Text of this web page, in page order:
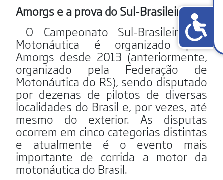
Amorgs e a prova do Sul-Brasileiro
O Campeonato Sul-Brasileiro de
Motonáutica é organizado pela
Amorgs desde 2013 (anteriormente,
organizado pela Federação de
Motonáutica do RS), sendo disputado
por dezenas de pilotos de diversas
localidades do Brasil e, por vezes, até
mesmo do exterior. As disputas
ocorrem em cinco categorias distintas
e atualmente é o evento mais
importante de corrida a motor da
motonáutica do Brasil.